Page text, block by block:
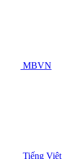
MBVN
Tiếng Việt